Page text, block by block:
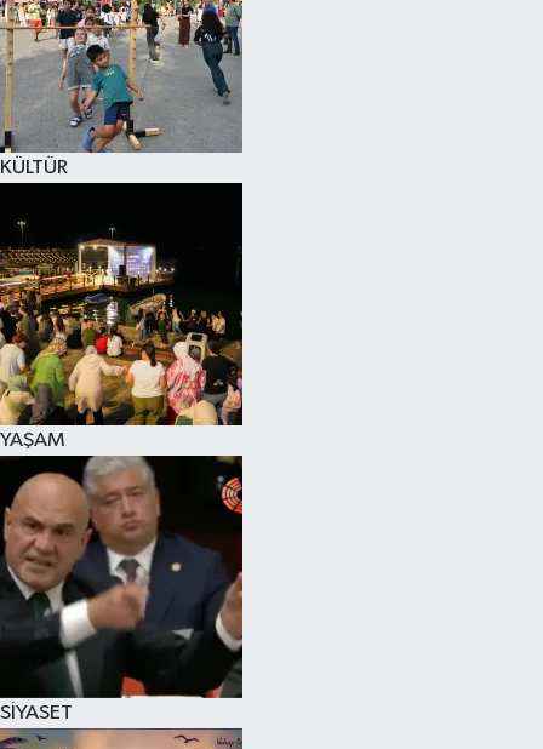
KÜLTÜR
YAŞAM
SİYASET
SPOR
KÜLTÜR SANAT
FRAGMANLAR